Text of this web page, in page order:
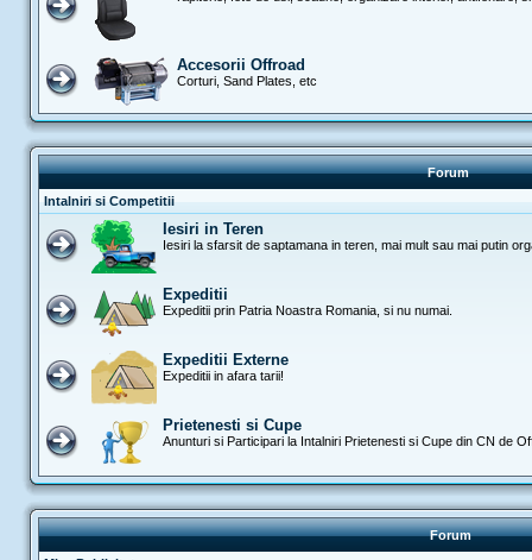
Accesorii Offroad
Corturi, Sand Plates, etc
Forum
Intalniri si Competitii
Iesiri in Teren
Iesiri la sfarsit de saptamana in teren, mai mult sau mai putin
Expeditii
Expeditii prin Patria Noastra Romania, si nu numai.
Expeditii Externe
Expeditii in afara tarii!
Prietenesti si Cupe
Anunturi si Participari la Intalniri Prietenesti si Cupe din CN de
Forum